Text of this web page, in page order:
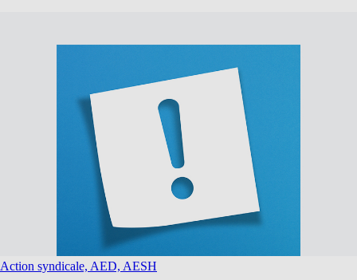
Action syndicale, AED, AESH